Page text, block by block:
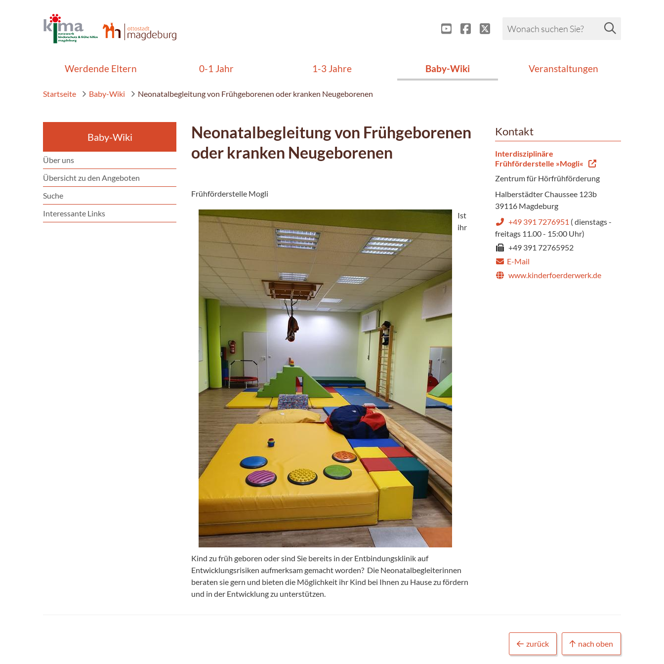
Werdende Eltern 0-1 Jahr 1-3 Jahre Baby-Wiki Veranstaltungen
Startseite Baby-Wiki Neonatalbegleitung von Frühgeborenen oder kranken Neugeborenen
Baby-Wiki
Über uns
Übersicht zu den Angeboten
Suche
Interessante Links
Neonatalbegleitung von Frühgeborenen
oder kranken Neugeborenen
Frühförderstelle Mogli
Ist
ihr
Kind zu früh geboren oder sind Sie bereits in der Entbindungsklinik auf
Entwicklungsrisiken aufmerksam gemacht worden? Die Neonatalbegleiterinnen
beraten sie gern und bieten die Möglichkeit ihr Kind bei Ihnen zu Hause zu fördern
und in der Entwicklung zu unterstützen.
Kontakt
Interdisziplinäre
Frühförderstelle »Mogli«
Zentrum für Hörfrühförderung
Halberstädter Chaussee 123b
39116 Magdeburg
+49 391 7276951 ( dienstags -
freitags 11.00 - 15:00 Uhr)
+49 391 72765952
E-Mail
www.kinderfoerderwerk.de
zurück nach oben